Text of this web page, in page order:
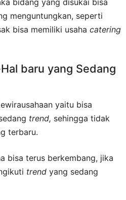
menguntungkan, seperti
bisa memiliki usaha catering
baru yang Sedang
yaitu bisa
trend, sehingga tidak
terbaru.
bisa terus berkembang, jika
trend yang sedang